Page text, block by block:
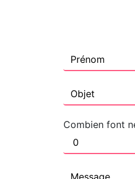
Combien font